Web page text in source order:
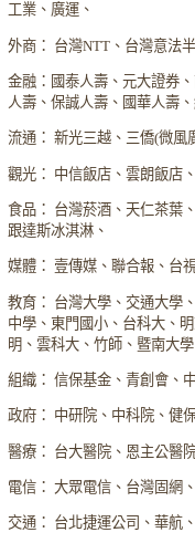
工業、廣運、
外商： 台灣NTT、台灣意法
金融：國泰人壽、元大證券
人壽、保誠人壽、國華人壽
流通： 新光三越、三僑(微風
觀光： 中信飯店、雲朗飯店
食品： 台灣菸酒、天仁茶葉
跟達斯冰淇淋、
媒體： 壹傳媒、聯合報、台
教育： 台灣大學、交通大學
中學、東門國小、台科大、
明、雲科大、竹師、暨南大
組織： 信保基金、青創會、
政府： 中研院、中科院、健
醫療： 台大醫院、恩主公醫
電信： 大眾電信、台灣固網
交通： 台北捷運公司、華航